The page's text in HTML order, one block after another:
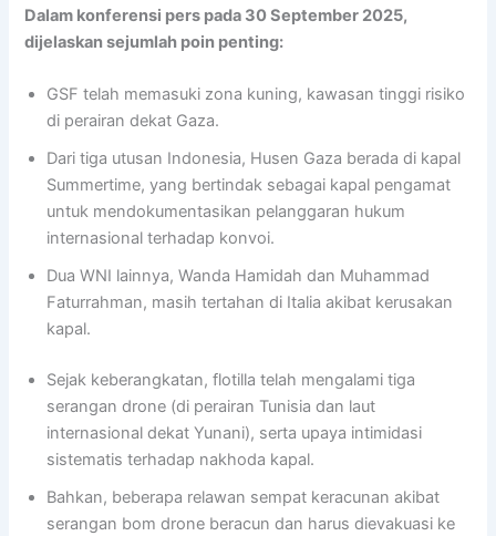
Dalam konferensi pers pada 30 September 2025,
dijelaskan sejumlah poin penting:
GSF telah memasuki zona kuning, kawasan tinggi risiko
di perairan dekat Gaza.
Dari tiga utusan Indonesia, Husen Gaza berada di kapal
Summertime, yang bertindak sebagai kapal pengamat
untuk mendokumentasikan pelanggaran hukum
internasional terhadap konvoi.
Dua WNI lainnya, Wanda Hamidah dan Muhammad
Faturrahman, masih tertahan di Italia akibat kerusakan
kapal.
Sejak keberangkatan, flotilla telah mengalami tiga
serangan drone (di perairan Tunisia dan laut
internasional dekat Yunani), serta upaya intimidasi
sistematis terhadap nakhoda kapal.
Bahkan, beberapa relawan sempat keracunan akibat
serangan bom drone beracun dan harus dievakuasi ke